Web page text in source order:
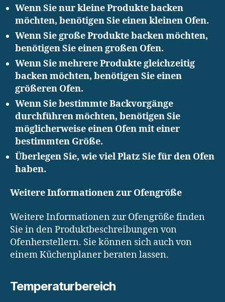
Wenn Sie nur kleine Produkte backen
möchten, benötigen Sie einen kleinen Ofen.
Wenn Sie große Produkte backen möchten,
benötigen Sie einen großen Ofen.
Wenn Sie mehrere Produkte gleichzeitig
backen möchten, benötigen Sie einen
größeren Ofen.
Wenn Sie bestimmte Backvorgänge
durchführen möchten, benötigen Sie
möglicherweise einen Ofen mit einer
bestimmten Größe.
Überlegen Sie, wie viel Platz Sie für den Ofen
haben.
Weitere Informationen zur Ofengröße
Weitere Informationen zur Ofengröße finden
Sie in den Produktbeschreibungen von
Ofenherstellern. Sie können sich auch von
einem Küchenplaner beraten lassen.
Temperaturbereich